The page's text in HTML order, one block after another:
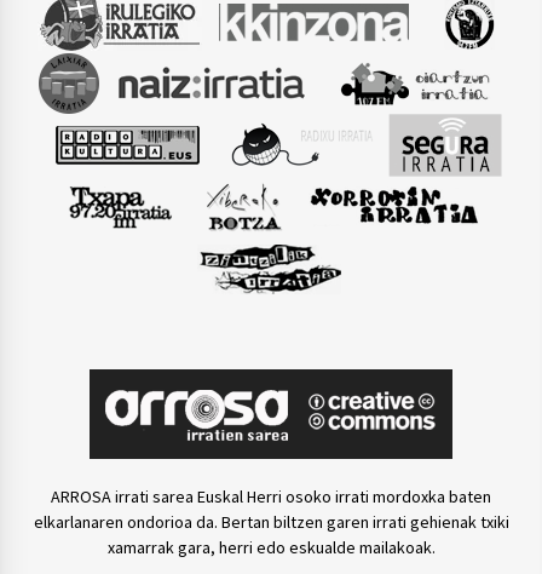
ARROSA irrati sarea Euskal Herri osoko irrati mordoxka baten
elkarlanaren ondorioa da. Bertan biltzen garen irrati gehienak txiki
xamarrak gara, herri edo eskualde mailakoak.